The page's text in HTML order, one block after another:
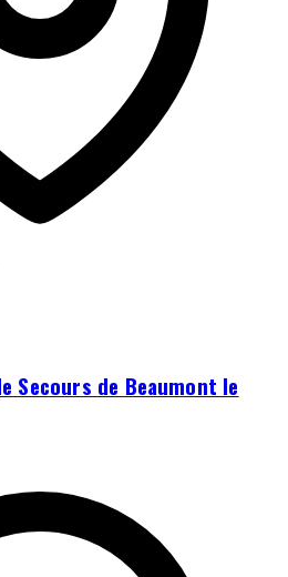
Secours de Beaumont le